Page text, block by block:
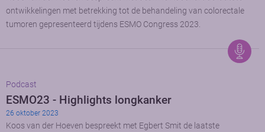
ontwikkelingen met betrekking tot de behandeling van colorectale
tumoren gepresenteerd tijdens ESMO Congress 2023.
Podcast
ESMO23 - Highlights longkanker
26 oktober 2023
Koos van der Hoeven bespreekt met Egbert Smit de laatste